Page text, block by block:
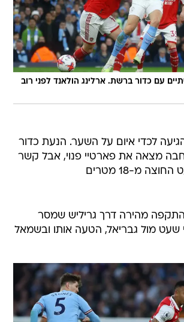
עם כדור ברשת. ארלינג הולאנד לפני רוב
לכדי איום על השער. הנעת כדור
מצאה את פארטיי פנוי, אבל קשר
מ-18 מטרים
מהירה דרך גריליש שמסר
שעט מול גבריאל, הטעה אותו ובשמאל